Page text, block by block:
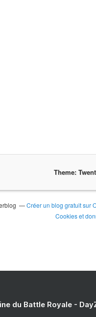
Theme:
Créer un blog gratuit sur
Cookies et
du Battle Royale -